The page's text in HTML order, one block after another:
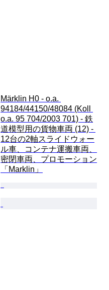
Märklin H0 - o.a.
94184/44150/48084 (Koll
o.a. 95 704/2003 701) - 鉄
道模型用の貨物車両 (12) -
12台の2軸スライドウォー
ル車、コンテナ運搬車両、
密閉車両、プロモーション
「Marklin」